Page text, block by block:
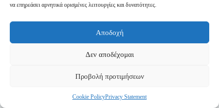
να επηρεάσει αρνητικά ορισμένες λειτουργίες και δυνατότητες.
Αποδοχή
Δεν αποδέχομαι
Προβολή προτιμήσεων
Cookie PolicyPrivacy Statement
Πολιτική Απορρήτου
Τρόποι Αποστολής
Τρόποι Πληρωμής